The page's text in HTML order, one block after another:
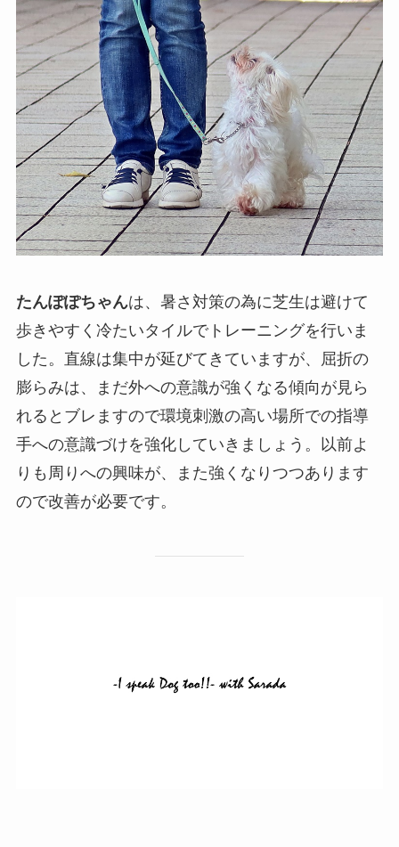
たんぽぽちゃんは、暑さ対策の為に芝生は避けて
歩きやすく冷たいタイルでトレーニングを行いま
した。直線は集中が延びてきていますが、屈折の
膨らみは、まだ外への意識が強くなる傾向が見ら
れるとブレますので環境刺激の高い場所での指導
手への意識づけを強化していきましょう。以前よ
りも周りへの興味が、また強くなりつつあります
ので改善が必要です。